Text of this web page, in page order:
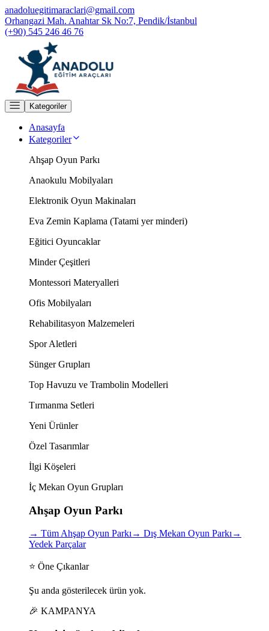
anadoluegitimaraclari@gmail.com
Orhangazi Mah. Anahtar Sk No:7, Pendik/İstanbul
(+90) 545 246 46 76
Kategoriler
Anasayfa
Kategoriler
Ahşap Oyun Parkı
Anaokulu Mobilyaları
Elektronik Oyun Makinaları
Eva Zemin Kaplama (Tatami yer minderi)
Eğitici Oyuncaklar
Minder Çeşitleri
Montessori Materyalleri
Ofis Mobilyaları
Rehabilitasyon Malzemeleri
Spor Aletleri
Sünger Grupları
Top Havuzu ve Trambolin Modelleri
Tırmanma Setleri
Yeni Ürünler
Özel Tasarımlar
İlgi Köşeleri
İç Mekan Oyun Grupları
Ahşap Oyun Parkı
→ Tüm Ahşap Oyun Parkı→ Dış Mekan Oyun Parkı→
Yedek Parçalar
⭐ Öne Çıkanlar
Şu anda gösterilecek ürün yok.
🎉 KAMPANYA